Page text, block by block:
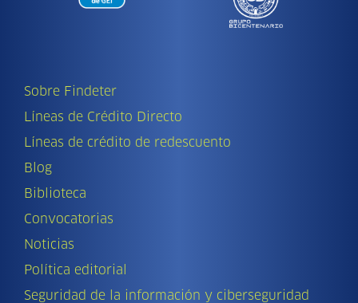
Sobre Findeter
Líneas de Crédito Directo
Líneas de crédito de redescuento
Blog
Biblioteca
Convocatorias
Noticias
Política editorial
Seguridad de la información y ciberseguridad